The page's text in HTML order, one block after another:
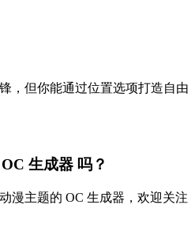
，但你能通过位置选项打造自由
生成器 吗？
漫主题的 OC 生成器，欢迎关注